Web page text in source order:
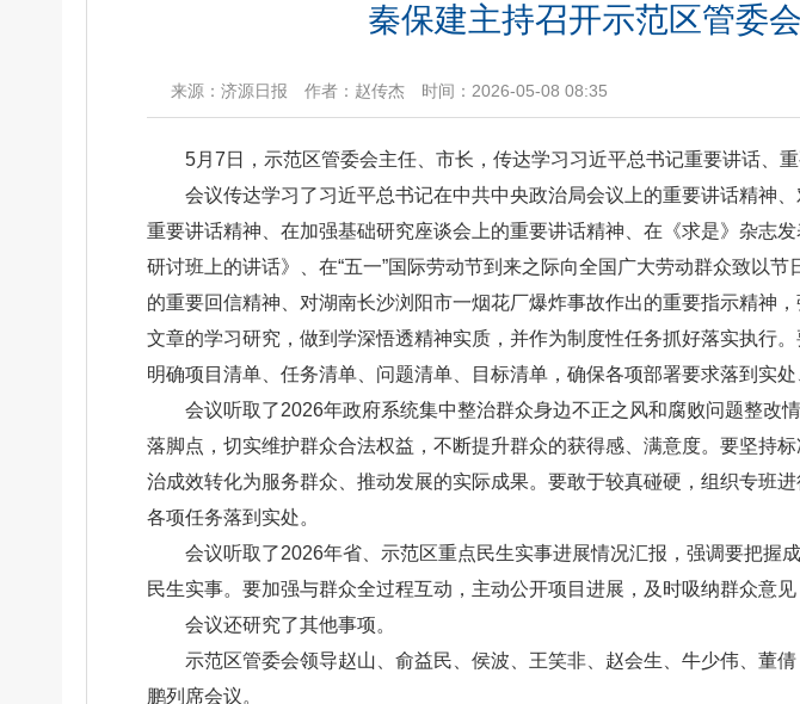
秦保建主持召开示范区管委
来源：济源日报 作者：赵传杰 时间：2026-05-08 08:35
5月7日，示范区管委会主任、市长，传达学习习近平总书记重要讲话、
会议传达学习了习近平总书记在中共中央政治局会议上的重要讲话精神
重要讲话精神、在加强基础研究座谈会上的重要讲话精神、在《求是》杂志
研讨班上的讲话》、在“五一”国际劳动节到来之际向全国广大劳动群众致以
的重要回信精神、对湖南长沙浏阳市一烟花厂爆炸事故作出的重要指示精神
文章的学习研究，做到学深悟透精神实质，并作为制度性任务抓好落实执行
明确项目清单、任务清单、问题清单、目标清单，确保各项部署要求落到实处
会议听取了2026年政府系统集中整治群众身边不正之风和腐败问题整改
落脚点，切实维护群众合法权益，不断提升群众的获得感、满意度。要坚持
治成效转化为服务群众、推动发展的实际成果。要敢于较真碰硬，组织专班
各项任务落到实处。
会议听取了2026年省、示范区重点民生实事进展情况汇报，强调要把握
民生实事。要加强与群众全过程互动，主动公开项目进展，及时吸纳群众意
会议还研究了其他事项。
示范区管委会领导赵山、俞益民、侯波、王笑非、赵会生、牛少伟、董
鹏列席会议。